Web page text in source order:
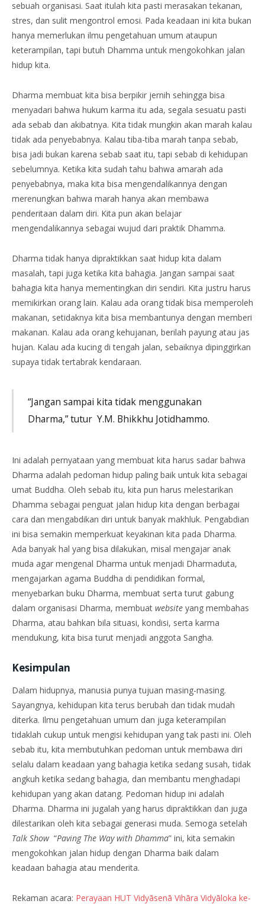
sebuah organisasi. Saat itulah kita pasti merasakan tekanan,
stres, dan sulit mengontrol emosi. Pada keadaan ini kita bukan
hanya memerlukan ilmu pengetahuan umum ataupun
keterampilan, tapi butuh Dhamma untuk mengokohkan jalan
hidup kita.
Dharma membuat kita bisa berpikir jernih sehingga bisa
menyadari bahwa hukum karma itu ada, segala sesuatu pasti
ada sebab dan akibatnya. Kita tidak mungkin akan marah kalau
tidak ada penyebabnya. Kalau tiba-tiba marah tanpa sebab,
bisa jadi bukan karena sebab saat itu, tapi sebab di kehidupan
sebelumnya. Ketika kita sudah tahu bahwa amarah ada
penyebabnya, maka kita bisa mengendalikannya dengan
merenungkan bahwa marah hanya akan membawa
penderitaan dalam diri. Kita pun akan belajar
mengendalikannya sebagai wujud dari praktik Dhamma.
Dharma tidak hanya dipraktikkan saat hidup kita dalam
masalah, tapi juga ketika kita bahagia. Jangan sampai saat
bahagia kita hanya mementingkan diri sendiri. Kita justru harus
memikirkan orang lain. Kalau ada orang tidak bisa memperoleh
makanan, setidaknya kita bisa membantunya dengan memberi
makanan. Kalau ada orang kehujanan, berilah payung atau jas
hujan. Kalau ada kucing di tengah jalan, sebaiknya dipinggirkan
supaya tidak tertabrak kendaraan.
“Jangan sampai kita tidak menggunakan
Dharma,” tutur Y.M. Bhikkhu Jotidhammo.
Ini adalah pernyataan yang membuat kita harus sadar bahwa
Dharma adalah pedoman hidup paling baik untuk kita sebagai
umat Buddha. Oleh sebab itu, kita pun harus melestarikan
Dhamma sebagai penguat jalan hidup kita dengan berbagai
cara dan mengabdikan diri untuk banyak makhluk. Pengabdian
ini bisa semakin memperkuat keyakinan kita pada Dharma.
Ada banyak hal yang bisa dilakukan, misal mengajar anak
muda agar mengenal Dharma untuk menjadi Dharmaduta,
mengajarkan agama Buddha di pendidikan formal,
menyebarkan buku Dharma, membuat serta turut gabung
dalam organisasi Dharma, membuat website yang membahas
Dharma, atau bahkan bila situasi, kondisi, serta karma
mendukung, kita bisa turut menjadi anggota Sangha.
Kesimpulan
Dalam hidupnya, manusia punya tujuan masing-masing.
Sayangnya, kehidupan kita terus berubah dan tidak mudah
diterka. Ilmu pengetahuan umum dan juga keterampilan
tidaklah cukup untuk mengisi kehidupan yang tak pasti ini. Oleh
sebab itu, kita membutuhkan pedoman untuk membawa diri
selalu dalam keadaan yang bahagia ketika sedang susah, tidak
angkuh ketika sedang bahagia, dan membantu menghadapi
kehidupan yang akan datang. Pedoman hidup ini adalah
Dharma. Dharma ini jugalah yang harus dipraktikkan dan juga
dilestarikan oleh kita sebagai generasi muda. Semoga setelah
Talk Show“Paving The Way with Dhamma” ini, kita semakin
mengokohkan jalan hidup dengan Dharma baik dalam
keadaan bahagia atau menderita.
Rekaman acara: Perayaan HUT Vidyāsenā Vihāra Vidyāloka ke-